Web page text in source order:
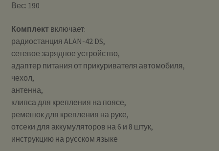
Вес: 190
Комплектвключает:
радиостанция ALAN-42 DS,
сетевое зарядное устройство,
адаптер питания от прикуривателя автомобиля,
чехол,
антенна,
клипса для крепления на поясе,
ремешок для крепления на руке,
отсеки для аккумуляторов на 6 и 8 штук,
инструкцию на русском языке